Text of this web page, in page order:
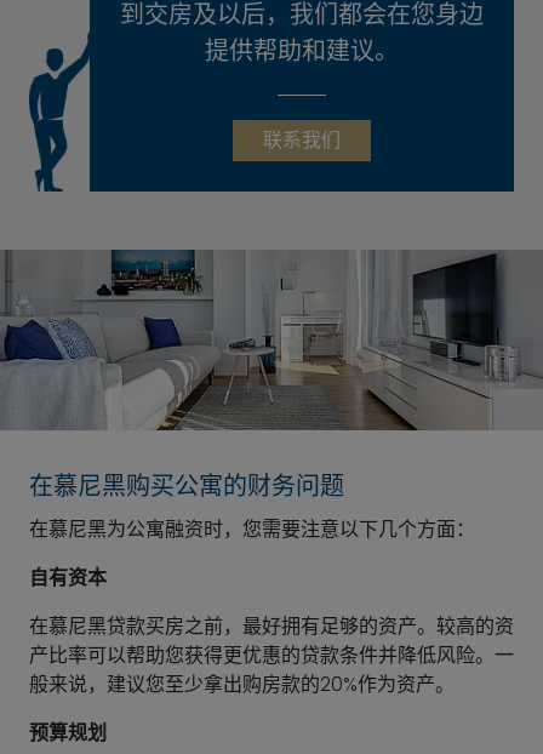
到交房及以后，我们都会在您身边
提供帮助和建议。
联系我们
在慕尼黑购买公寓的财务问题
在慕尼黑为公寓融资时，您需要注意以下几个方面：
自有资本
在慕尼黑贷款买房之前，最好拥有足够的资产。较高的资
产比率可以帮助您获得更优惠的贷款条件并降低风险。一
般来说，建议您至少拿出购房款的20%作为资产。
预算规划